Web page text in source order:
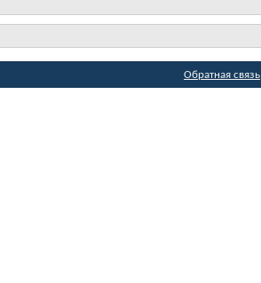
Обратная связь